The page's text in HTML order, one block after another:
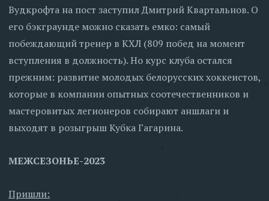
Вудкрофта на пост заступил Дмитрий Квартальнов. О
его бэкграунде можно сказать емко: самый
побеждающий тренер в КХЛ (809 побед на момент
вступления в должность). Но курс клуба остался
прежним: развитие молодых белорусских хоккеистов,
которые в компании опытных соотечественников и
мастеровитых легионеров собирают аншлаги и
выходят в розыгрыш Кубка Гагарина.
МЕЖСЕЗОНЬЕ-2023
Пришли: